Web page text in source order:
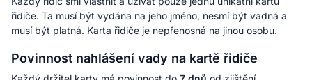
řidiče. Ta musí být vydána na jeho jméno, nesmí být vadná a
musí být platná. Karta řidiče je nepřenosná na jinou osobu.
Povinnost nahlášení vady na kartě řidiče